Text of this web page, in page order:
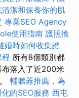
潔和保養你的肌
專業SEO Agency
使用指南 護照換
婚時如何收集證
所有8個類別都
布落入了近200米
輔聽器推薦，為
的SEO服務 西屯